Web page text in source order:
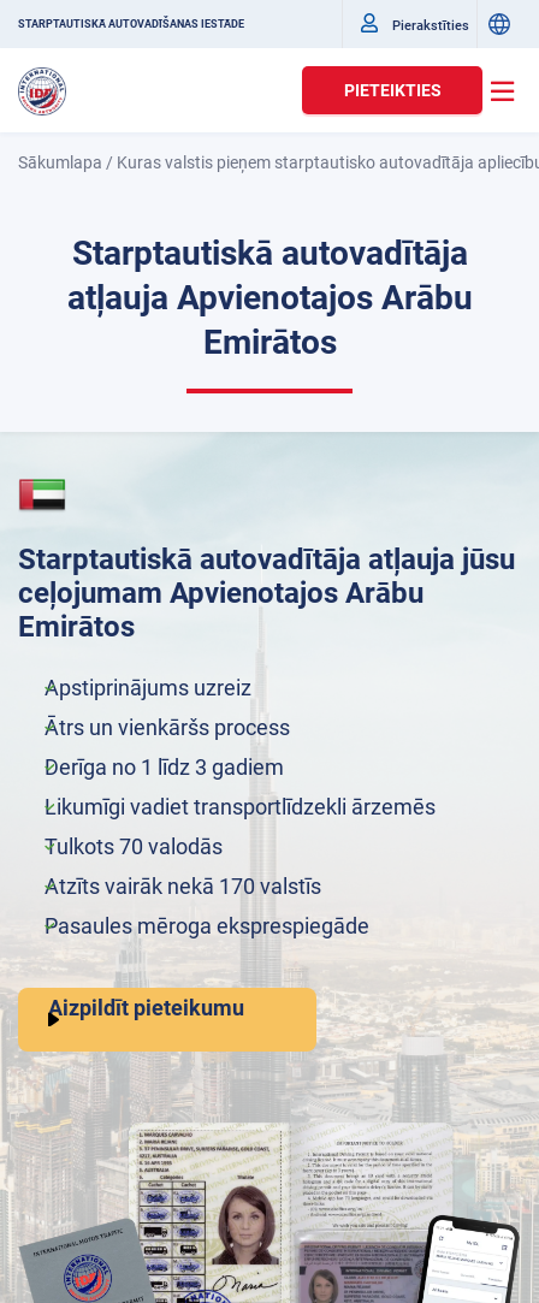
STARPTAUTISKĀ AUTOVADĪŠANAS IESTĀDE Pierakstīties
PIETEIKTIES
Sākumlapa / Kuras valstis pieņem starptautisko autovadītāja
Starptautiskā autovadītāja
atļauja Apvienotajos Arābu
Emirātos
Starptautiskā autovadītāja atļauja jūsu
ceļojumam Apvienotajos Arābu
Emirātos
Apstiprinājums uzreiz
Ātrs un vienkāršs process
Derīga no 1 līdz 3 gadiem
Likumīgi vadiet transportlīdzekli ārzemēs
Tulkots 70 valodās
Atzīts vairāk nekā 170 valstīs
Pasaules mēroga eksprespiegāde
Aizpildīt pieteikumu